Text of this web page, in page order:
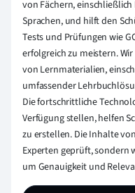
von Fächern,
Sprachen, und hilft den
Tests und Prüfungen wie
erfolgreich zu meistern.
von Lernmaterialien,
umfassender
Die fortschrittliche
Verfügung stellen, helfen
zu erstellen. Die Inhalte
Experten geprüft, sondern
um Genauigkeit und